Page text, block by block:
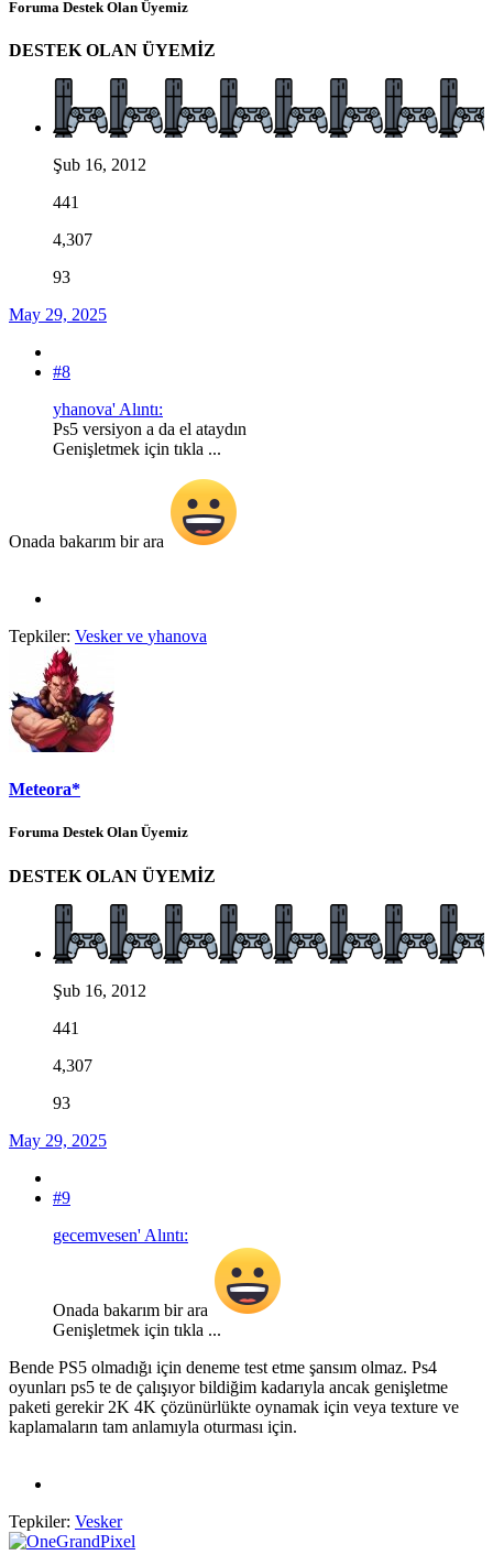
Foruma Destek Olan Üyemiz
DESTEK OLAN ÜYEMİZ
Şub 16, 2012
441
4,307
93
May 29, 2025
#8
yhanova' Alıntı:
Ps5 versiyon a da el ataydın
Genişletmek için tıkla ...
Onada bakarım bir ara
Tepkiler: Veskerve yhanova
Meteora*
Foruma Destek Olan Üyemiz
DESTEK OLAN ÜYEMİZ
Şub 16, 2012
441
4,307
93
May 29, 2025
#9
gecemvesen' Alıntı:
Onada bakarım bir ara
Genişletmek için tıkla ...
Bende PS5 olmadığı için deneme test etme şansım olmaz. Ps4
oyunları ps5 te de çalışıyor bildiğim kadarıyla ancak genişletme
paketi gerekir 2K 4K çözünürlükte oynamak için veya texture ve
kaplamaların tam anlamıyla oturması için.
Tepkiler: Vesker